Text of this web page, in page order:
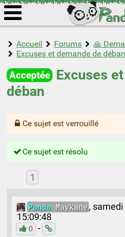
Accueil Forums
🙏
Excuses et demande de déban
Acceptée Excuses
déban
Ce sujet est verrouillé
Ce sujet est résolu
1
Panda Maykane, samedi
15:09:48
0 -